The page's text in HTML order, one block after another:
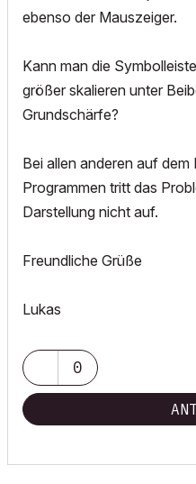
ebenso der Mauszeiger.
Kann man die
größer skalieren unter
Grundschärfe?
Bei allen anderen auf dem
Programmen tritt das
Darstellung nicht auf.
Freundliche Grüße
Lukas
0